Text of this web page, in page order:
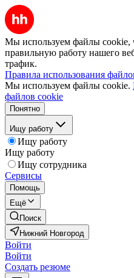
Мы используем файлы cookie,
правильную работу нашего
трафик.
Правила использования
Мы используем файлы cookie.
файлов cookie
Понятно
Ищу работу
Ищу работу
Ищу работу
Ищу сотрудника
Сервисы
Помощь
Ещё
Поиск
Нижний Новгород
Войти
Войти
Создать резюме